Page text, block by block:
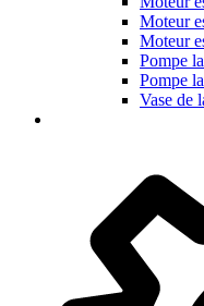
Moteur
Moteur
Pompe
Pompe
Vase de